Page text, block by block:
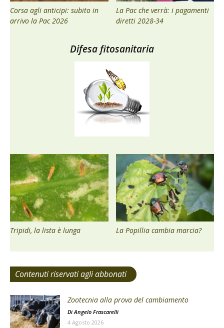
Corsa agli anticipi: subito in
arrivo la Pac 2026
La Pac che verrà: i pagamenti
diretti 2028-34
Difesa fitosanitaria
Tripidi, la lista è lunga La Popillia cambia marcia?
Contenuti riservati agli abbonati
Zootecnia alla prova del cambiamento
DiAngelo Frascarelli
4 Agosto 2026